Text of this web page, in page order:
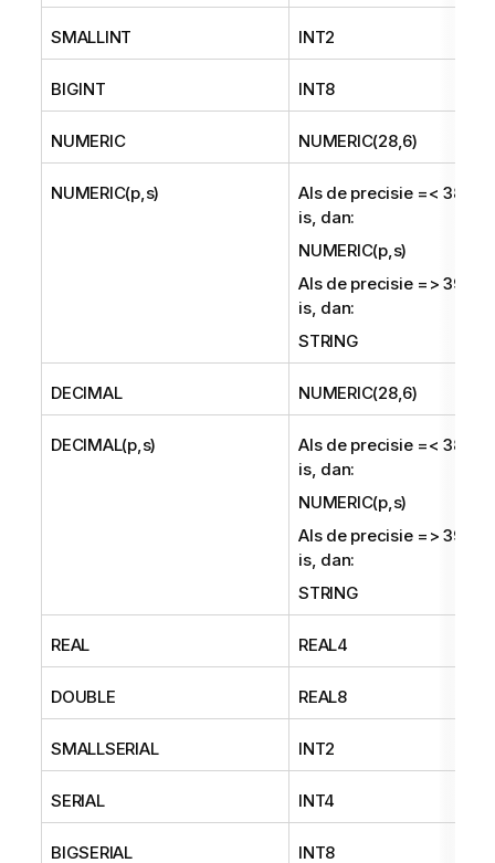
SMALLINT INT2
BIGINT INT8
NUMERIC NUMERIC(28,6)
NUMERIC(p,s)
Als de precisie =< 38
is, dan:
NUMERIC(p,s)
Als de precisie => 39
is, dan:
STRING
DECIMAL NUMERIC(28,6)
DECIMAL(p,s)
Als de precisie =< 38
is, dan:
NUMERIC(p,s)
Als de precisie => 39
is, dan:
STRING
REAL REAL4
DOUBLE REAL8
SMALLSERIAL INT2
SERIAL INT4
BIGSERIAL INT8